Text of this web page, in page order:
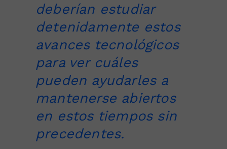
deberían estudiar
detenidamente estos
avances tecnológicos
para ver cuáles
pueden ayudarles a
mantenerse abiertos
en estos tiempos sin
precedentes.